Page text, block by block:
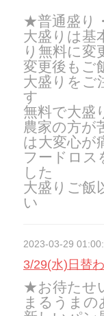
★普通盛り
大盛りは基
り無料に変
変更後もご
大盛りをご
す
無料で大盛
農家の方が
は大変心が
フードロス
した
大盛りご飯
い
2023-03-29
3/29(水)日替
★お待たせ
まるうま